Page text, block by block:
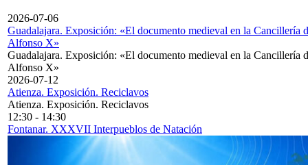
2026-07-06
Guadalajara. Exposición: «El documento medieval en la Cancillería
Alfonso X»
Guadalajara. Exposición: «El documento medieval en la Cancillería
Alfonso X»
2026-07-12
Atienza. Exposición. Reciclavos
Atienza. Exposición. Reciclavos
12:30 - 14:30
Fontanar. XXXVII Interpueblos de Natación